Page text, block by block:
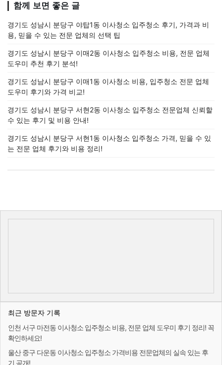
함께 보면 좋은 글
경기도 성남시 분당구 야탑1동 이사청소 입주청소 후기, 가격과 비
용, 믿을 수 있는 전문 업체의 선택 팁
경기도 성남시 분당구 이매2동 이사청소 입주청소 비용, 전문 업체
도우미 추천 후기 분석!
경기도 성남시 분당구 이매1동 이사청소 비용, 입주청소 전문 업체
도우미 후기와 가격 비교!
경기도 성남시 분당구 서현2동 이사청소 입주청소 전문업체 신뢰할
수 있는 후기 및 비용 안내!
경기도 성남시 분당구 서현1동 이사청소 입주청소 가격, 믿을 수 있
는 전문 업체 후기와 비용 정리!
최근 방문자 기록
인천 서구 마전동 이사청소 입주청소 비용, 전문 업체 도우미 후기 정리! 꼭
확인하세요!
울산 중구 다운동 이사청소 입주청소 가격비용 전문업체의 실속 있는 후
기 공개!